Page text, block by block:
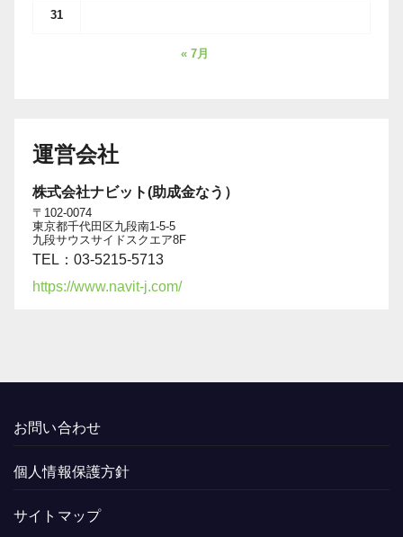
31
« 7月
運営会社
株式会社ナビット(助成金なう）
〒102-0074
東京都千代田区九段南1-5-5
九段サウスサイドスクエア8F
TEL：03-5215-5713
https://www.navit-j.com/
お問い合わせ
個人情報保護方針
サイトマップ